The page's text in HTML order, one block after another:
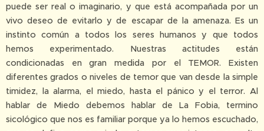
puede ser real o imaginario, y que está acompañada por un
vivo deseo de evitarlo y de escapar de la amenaza. Es un
instinto común a todos los seres humanos y que todos
hemos experimentado. Nuestras actitudes están
condicionadas en gran medida por el TEMOR. Existen
diferentes grados o niveles de temor que van desde la simple
timidez, la alarma, el miedo, hasta el pánico y el terror. Al
hablar de Miedo debemos hablar de La Fobia, termino
sicológico que nos es familiar porque ya lo hemos escuchado,